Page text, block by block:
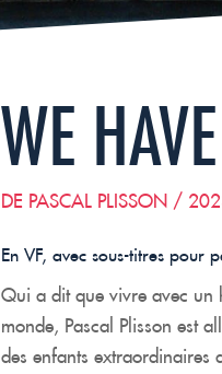
WE
DE PASCAL PLISSON /
En VF, avec sous-titres pour
Qui a dit que vivre avec un
monde, Pascal Plisson est
des enfants extraordinaires